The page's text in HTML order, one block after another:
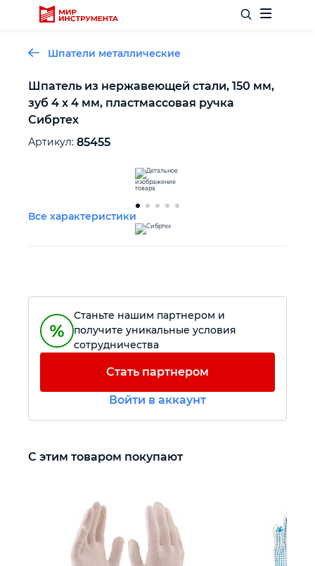
Отделочный инструмент
Слесарный инструмент
Столярный инструмент
Садовый инвентарь
Автомобильный инструмент
Крепежный инструмент
Прочий инструмент
Шпатели металлические
Шпатель из нержавеющей стали, 150 мм,
зуб 4 х 4 мм, пластмассовая ручка
Сибртех
Артикул: 85455
Все характеристики
Станьте нашим партнером и
получите уникальные условия
сотрудничества
Стать партнером
Войти в аккаунт
С этим товаром покупают